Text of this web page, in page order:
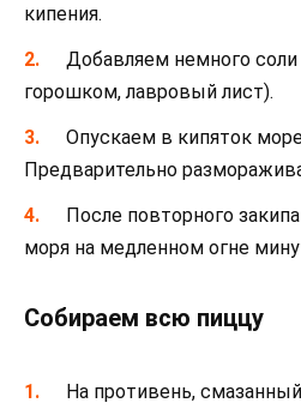
кипения.
Добавляем немного
горошком, лавровый лист).
Опускаем в кипяток
Предварительно
После повторного
моря на медленном огне
Собираем всю пиццу
На противень,